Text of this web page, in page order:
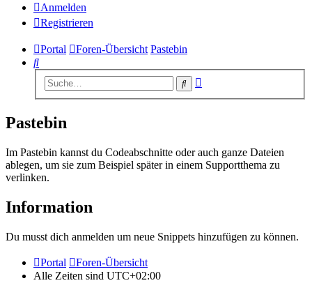
Anmelden
Registrieren
Portal Foren-Übersicht Pastebin
Suche
Suche
Pastebin
Im Pastebin kannst du Codeabschnitte oder auch ganze Dateien
ablegen, um sie zum Beispiel später in einem Supportthema zu
verlinken.
Information
Du musst dich anmelden um neue Snippets hinzufügen zu können.
Portal
Foren-Übersicht
Alle Zeiten sind UTC+02:00